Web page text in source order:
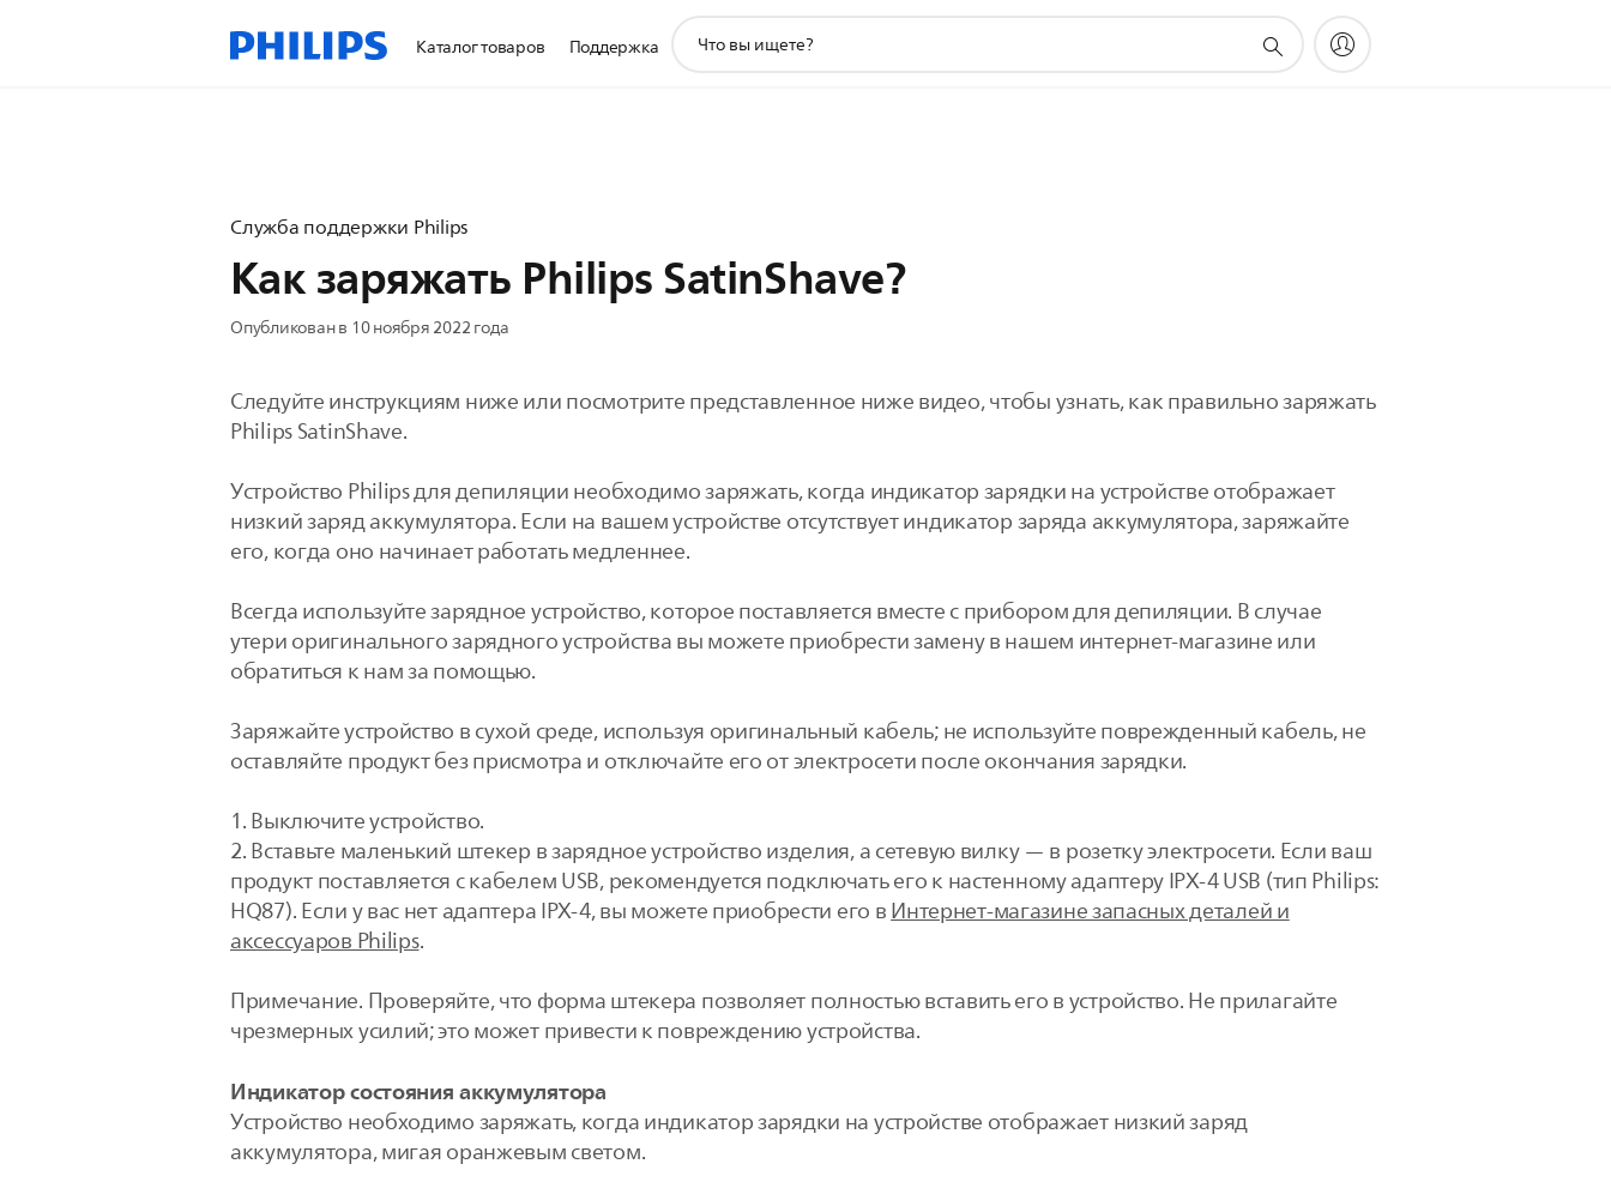
Каталог товаров Поддержка
поддержки
Служба поддержки Philips
Как заряжать Philips SatinShave?
Опубликован в 10 ноября 2022 года
Следуйте инструкциям ниже или посмотрите представленное ниже видео, чтобы узнать, как правильно заряжать
Philips SatinShave.
Устройство Philips для депиляции необходимо заряжать, когда индикатор зарядки на устройстве отображает
низкий заряд аккумулятора. Если на вашем устройстве отсутствует индикатор заряда аккумулятора, заряжайте
его, когда оно начинает работать медленнее.
Всегда используйте зарядное устройство, которое поставляется вместе с прибором для депиляции. В случае
утери оригинального зарядного устройства вы можете приобрести замену в нашем интернет-магазине или
обратиться к нам за помощью.
Заряжайте устройство в сухой среде, используя оригинальный кабель; не используйте поврежденный кабель, не
оставляйте продукт без присмотра и отключайте его от электросети после окончания зарядки.
1. Выключите устройство.
2. Вставьте маленький штекер в зарядное устройство изделия, а сетевую вилку — в розетку электросети. Если ваш
продукт поставляется с кабелем USB, рекомендуется подключать его к настенному адаптеру IPX-4 USB (тип Philips:
HQ87). Если у вас нет адаптера IPX-4, вы можете приобрести его вИнтернет-магазине запасных деталей и
аксессуаров Philips.
Примечание. Проверяйте, что форма штекера позволяет полностью вставить его в устройство. Не прилагайте
чрезмерных усилий; это может привести к повреждению устройства.
Индикатор состояния аккумулятора
Устройство необходимо заряжать, когда индикатор зарядки на устройстве отображает низкий заряд
аккумулятора, мигая оранжевым светом.